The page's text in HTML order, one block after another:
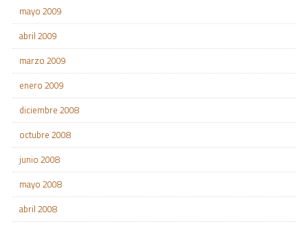
mayo 2009
abril 2009
marzo 2009
enero 2009
diciembre 2008
octubre 2008
junio 2008
mayo 2008
abril 2008